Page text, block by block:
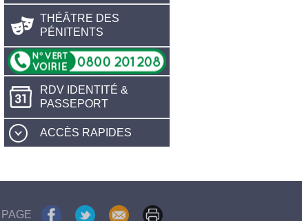
THÉÂTRE DES
PÉNITENTS
RDV IDENTITÉ &
PASSEPORT
ACCÈS RAPIDES